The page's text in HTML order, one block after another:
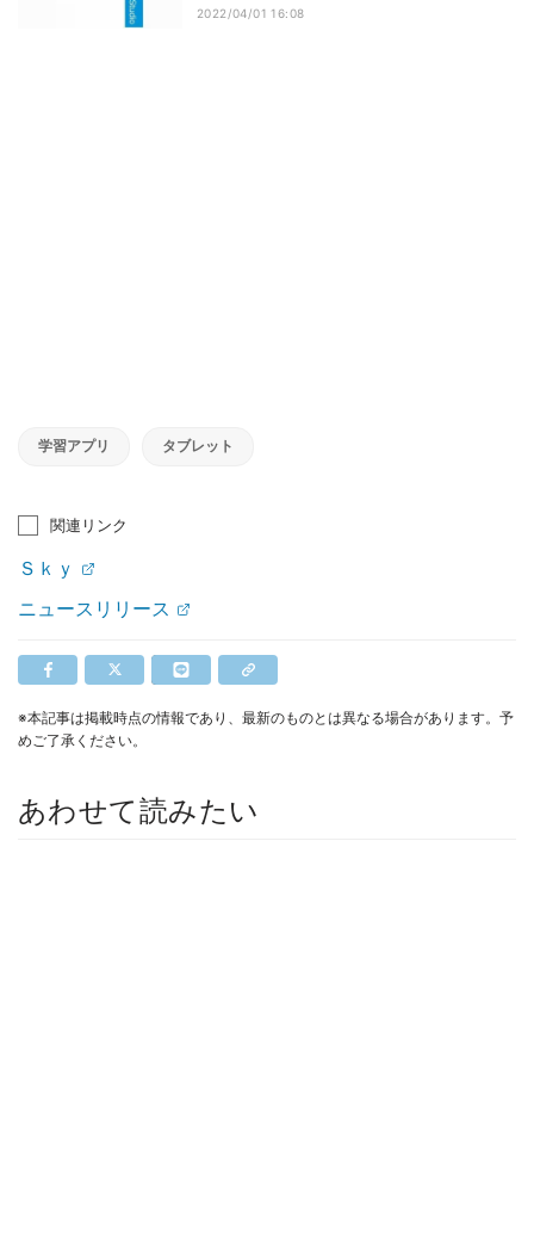
2022/04/01 16:08
学習アプリ タブレット
関連リンク
Ｓｋｙ
ニュースリリース
※本記事は掲載時点の情報であり、最新のものとは異なる場合があります。予
めご了承ください。
あわせて読みたい